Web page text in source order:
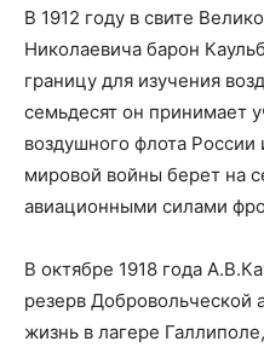
В 1912 году в свите
Николаевича барон
границу для изучения
семьдесят он принимает
воздушного флота
мировой войны берет на
авиационными силами
В октябре 1918 года
резерв Добровольческой
жизнь в лагере